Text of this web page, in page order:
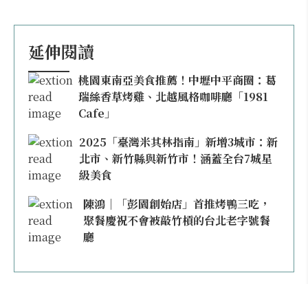
延伸閱讀
桃園東南亞美食推薦！中壢中平商圈：葛
瑞絲香草烤雞、北越風格咖啡廳「1981
Cafe」
2025「臺灣米其林指南」新增3城市：新
北市、新竹縣與新竹市！涵蓋全台7城星
級美食
陳鴻｜「彭園創始店」首推烤鴨三吃，
聚餐慶祝不會被敲竹槓的台北老字號餐
廳